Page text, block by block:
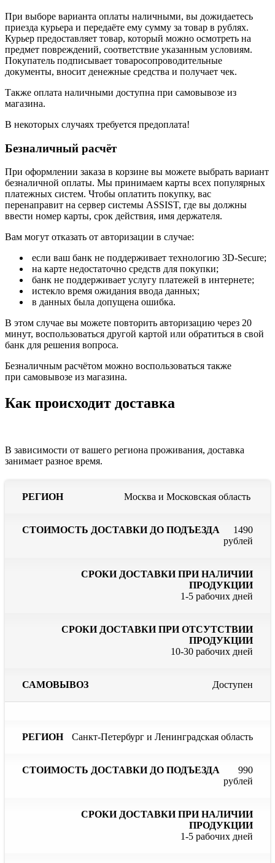
При выборе варианта оплаты наличными, вы дожидаетесь
приезда курьера и передаёте ему сумму за товар в рублях.
Курьер предоставляет товар, который можно осмотреть на
предмет повреждений, соответствие указанным условиям.
Покупатель подписывает товаросопроводительные
документы, вносит денежные средства и получает чек.
Также оплата наличными доступна при самовывозе из
магазина.
В некоторых случаях требуется предоплата!
Безналичный расчёт
При оформлении заказа в корзине вы можете выбрать вариант
безналичной оплаты. Мы принимаем карты всех популярных
платежных систем. Чтобы оплатить покупку, вас
перенаправит на сервер системы ASSIST, где вы должны
ввести номер карты, срок действия, имя держателя.
Вам могут отказать от авторизации в случае:
если ваш банк не поддерживает технологию 3D-Secure;
на карте недостаточно средств для покупки;
банк не поддерживает услугу платежей в интернете;
истекло время ожидания ввода данных;
в данных была допущена ошибка.
В этом случае вы можете повторить авторизацию через 20
минут, воспользоваться другой картой или обратиться в свой
банк для решения вопроса.
Безналичным расчётом можно воспользоваться также
при самовывозе из магазина.
Как происходит доставка
В зависимости от вашего региона проживания, доставка
занимает разное время.
Стоимость
подъезда
Сроки
наличии
продукции
Москва и Московская область
1490
рублей
1-5 рабочих дней
10-30 рабочих дней
Доступен
Санкт-Петербург и Ленинградская область
990
рублей
1-5 рабочих дней